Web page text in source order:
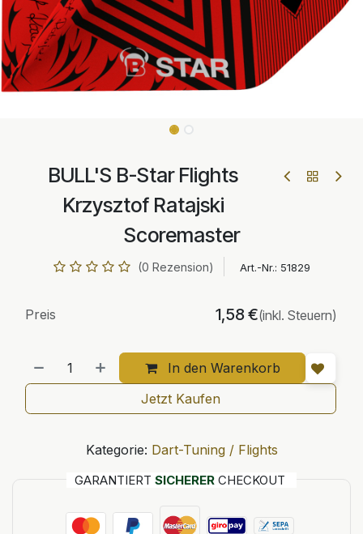
BULL'S B-Star Flights
Krzysztof Ratajski
Scoremaster
(0 Rezension) Art.-Nr.: 51829
In den Warenkorb
Preis 1,58€(inkl. Steuern)
Jetzt Kaufen
Kategorie: Dart-Tuning / Flights
GARANTIERT SICHERER CHECKOUT